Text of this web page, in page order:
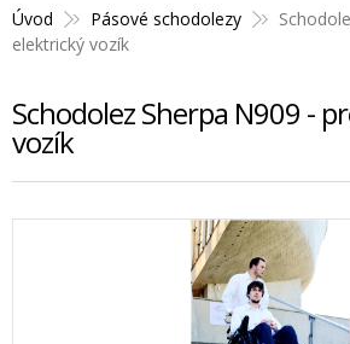
Úvod Pásové schodolezy
elektrický vozík
Schodolez Sherpa N909 -
vozík